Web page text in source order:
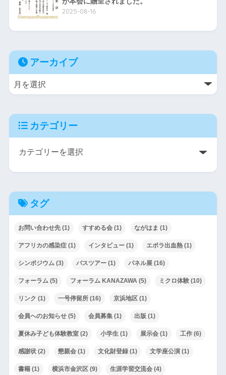
2025-08-16
アーカイブ
カテゴリー
タグ
お問い合わせ先(1) すすめる会(1) ながはま (1)
アフリカの感染症(1) インタビュー(1) エボラ出血熱(1)
シンポジウム(3) バスツアー(1) パネル展(16)
フォーラム(5) フォーラム KANAZAWA(5) ミクロ体験(10)
リンク (1) 一号停留所(16) 京浜地区(1)
会員へのお知らせ(5) 会員募集(1) 出版 (1)
夏休み子ども体験教室(2) 小学生(1) 展示会(1) 工作(6)
感謝状(2) 懇親会(1) 文化財登録(1) 文学座公演(1)
書籍(1) 横浜市金沢区(9) 生涯学習交流会(4)